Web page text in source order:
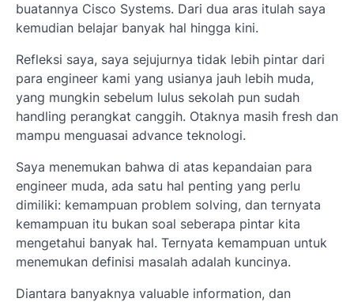
buatannya Cisco Systems. Dari dua aras itulah saya
kemudian belajar banyak hal hingga kini.
Refleksi saya, saya sejujurnya tidak lebih pintar dari
para engineer kami yang usianya jauh lebih muda,
yang mungkin sebelum lulus sekolah pun sudah
handling perangkat canggih. Otaknya masih fresh dan
mampu menguasai advance teknologi.
Saya menemukan bahwa di atas kepandaian para
engineer muda, ada satu hal penting yang perlu
dimiliki: kemampuan problem solving, dan ternyata
kemampuan itu bukan soal seberapa pintar kita
mengetahui banyak hal. Ternyata kemampuan untuk
menemukan definisi masalah adalah kuncinya.
Diantara banyaknya valuable information, dan